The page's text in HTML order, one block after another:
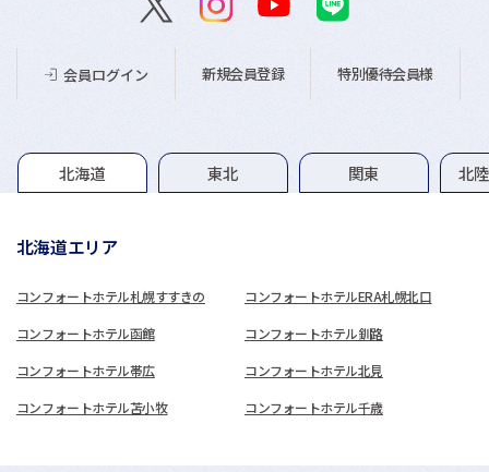
会員ログイン 新規会員登録 特別優待会員様
グループホテル一覧
北海道 東北 関東 北
北海道エリア
コンフォートホテル札幌すすきの コンフォートホテルERA札幌北口
コンフォートホテル函館 コンフォートホテル釧路
コンフォートホテル帯広 コンフォートホテル北見
コンフォートホテル苫小牧 コンフォートホテル千歳